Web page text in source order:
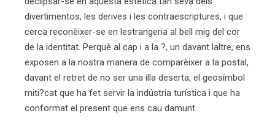
divertimentos, les derives i les contraescriptures, i que
cerca reconèixer-se en lestrangeria al bell mig del cor
de la identitat. Perquè al cap i a la ?, un davant laltre, ens
exposen a la nostra manera de comparèixer a la postal,
davant el retret de no ser una illa deserta, el geosímbol
miti?cat que ha fet servir la indústria turística i que ha
conformat el present que ens cau damunt.